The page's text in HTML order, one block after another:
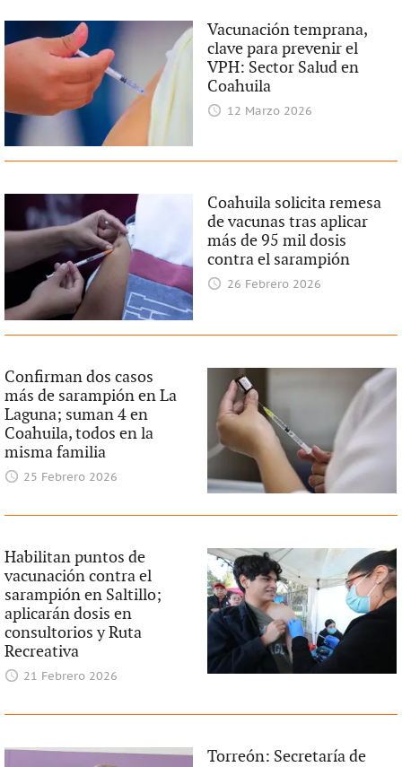
Vacunación temprana,
clave para prevenir el
VPH: Sector Salud en
Coahuila
12 Marzo 2026
Coahuila solicita remesa
de vacunas tras aplicar
más de 95 mil dosis
contra el sarampión
26 Febrero 2026
Confirman dos casos
más de sarampión en La
Laguna; suman 4 en
Coahuila, todos en la
misma familia
25 Febrero 2026
Habilitan puntos de
vacunación contra el
sarampión en Saltillo;
aplicarán dosis en
consultorios y Ruta
Recreativa
21 Febrero 2026
Torreón: Secretaría de